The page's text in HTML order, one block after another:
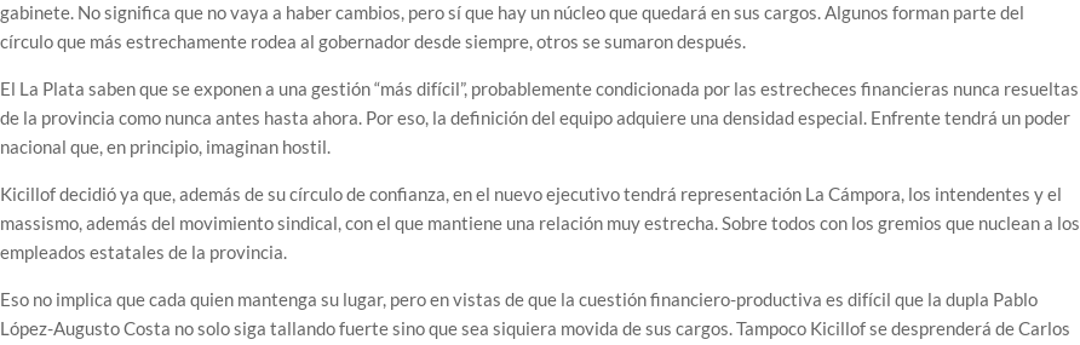
gabinete. No significa que no vaya a haber cambios, pero sí que hay un núcleo que quedará en sus cargos. Algunos forman parte del
círculo que más estrechamente rodea al gobernador desde siempre, otros se sumaron después.
El La Plata saben que se exponen a una gestión “más difícil”, probablemente condicionada por las estrecheces financieras nunca resueltas
de la provincia como nunca antes hasta ahora. Por eso, la definición del equipo adquiere una densidad especial. Enfrente tendrá un poder
nacional que, en principio, imaginan hostil.
Kicillof decidió ya que, además de su círculo de confianza, en el nuevo ejecutivo tendrá representación La Cámpora, los intendentes y el
massismo, además del movimiento sindical, con el que mantiene una relación muy estrecha. Sobre todos con los gremios que nuclean a los
empleados estatales de la provincia.
Eso no implica que cada quien mantenga su lugar, pero en vistas de que la cuestión financiero-productiva es difícil que la dupla Pablo
López-Augusto Costa no solo siga tallando fuerte sino que sea siquiera movida de sus cargos. Tampoco Kicillof se desprenderá de Carlos